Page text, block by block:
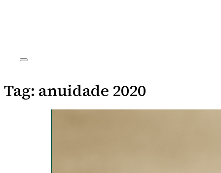
Tag: anuidade 2020